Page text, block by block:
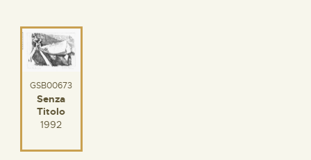
GSB00673
Senza
Titolo
1992